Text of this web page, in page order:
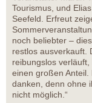
Tourismus, und
Seefeld. Erfreut
noch beliebter –
restlos ausverkauft.
reibungslos
einen großen
danken, denn ohne
nicht möglich.“